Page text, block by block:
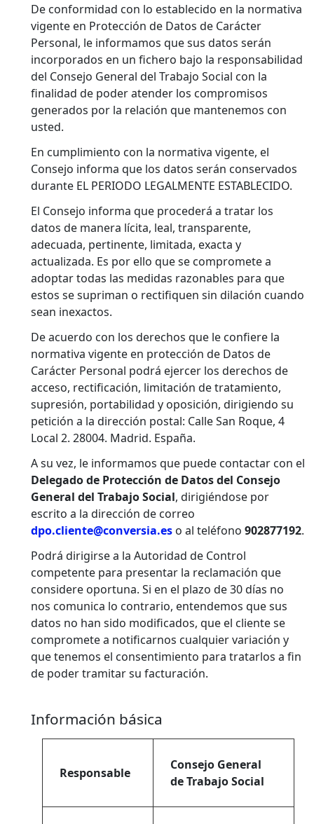
De conformidad con lo establecido en la normativa
vigente en Protección de Datos de Carácter
Personal, le informamos que sus datos serán
incorporados en un fichero bajo la responsabilidad
del Consejo General del Trabajo Social con la
finalidad de poder atender los compromisos
generados por la relación que mantenemos con
usted.
En cumplimiento con la normativa vigente, el
Consejo informa que los datos serán conservados
durante EL PERIODO LEGALMENTE ESTABLECIDO.
El Consejo informa que procederá a tratar los
datos de manera lícita, leal, transparente,
adecuada, pertinente, limitada, exacta y
actualizada. Es por ello que se compromete a
adoptar todas las medidas razonables para que
estos se supriman o rectifiquen sin dilación cuando
sean inexactos.
De acuerdo con los derechos que le confiere la
normativa vigente en protección de Datos de
Carácter Personal podrá ejercer los derechos de
acceso, rectificación, limitación de tratamiento,
supresión, portabilidad y oposición, dirigiendo su
petición a la dirección postal: Calle San Roque, 4
Local 2. 28004. Madrid. España.
A su vez, le informamos que puede contactar con el
Delegado de Protección de Datos del Consejo
General del Trabajo Social, dirigiéndose por
escrito a la dirección de correo
dpo.cliente@conversia.es o al teléfono 902877192.
Podrá dirigirse a la Autoridad de Control
competente para presentar la reclamación que
considere oportuna. Si en el plazo de 30 días no
nos comunica lo contrario, entendemos que sus
datos no han sido modificados, que el cliente se
compromete a notificarnos cualquier variación y
que tenemos el consentimiento para tratarlos a fin
de poder tramitar su facturación.
Información básica
Responsable
Consejo General
de Trabajo Social